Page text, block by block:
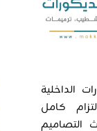
الداخلية
كامل
التصاميم